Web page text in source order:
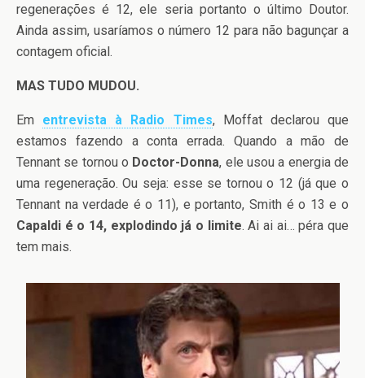
regenerações é 12, ele seria portanto o último Doutor.
Ainda assim, usaríamos o número 12 para não bagunçar a
contagem oficial.
MAS TUDO MUDOU.
Em entrevista à Radio Times, Moffat declarou que
estamos fazendo a conta errada. Quando a mão de
Tennant se tornou o Doctor-Donna, ele usou a energia de
uma regeneração. Ou seja: esse se tornou o 12 (já que o
Tennant na verdade é o 11), e portanto, Smith é o 13 e o
Capaldi é o 14, explodindo já o limite. Ai ai ai… péra que
tem mais.